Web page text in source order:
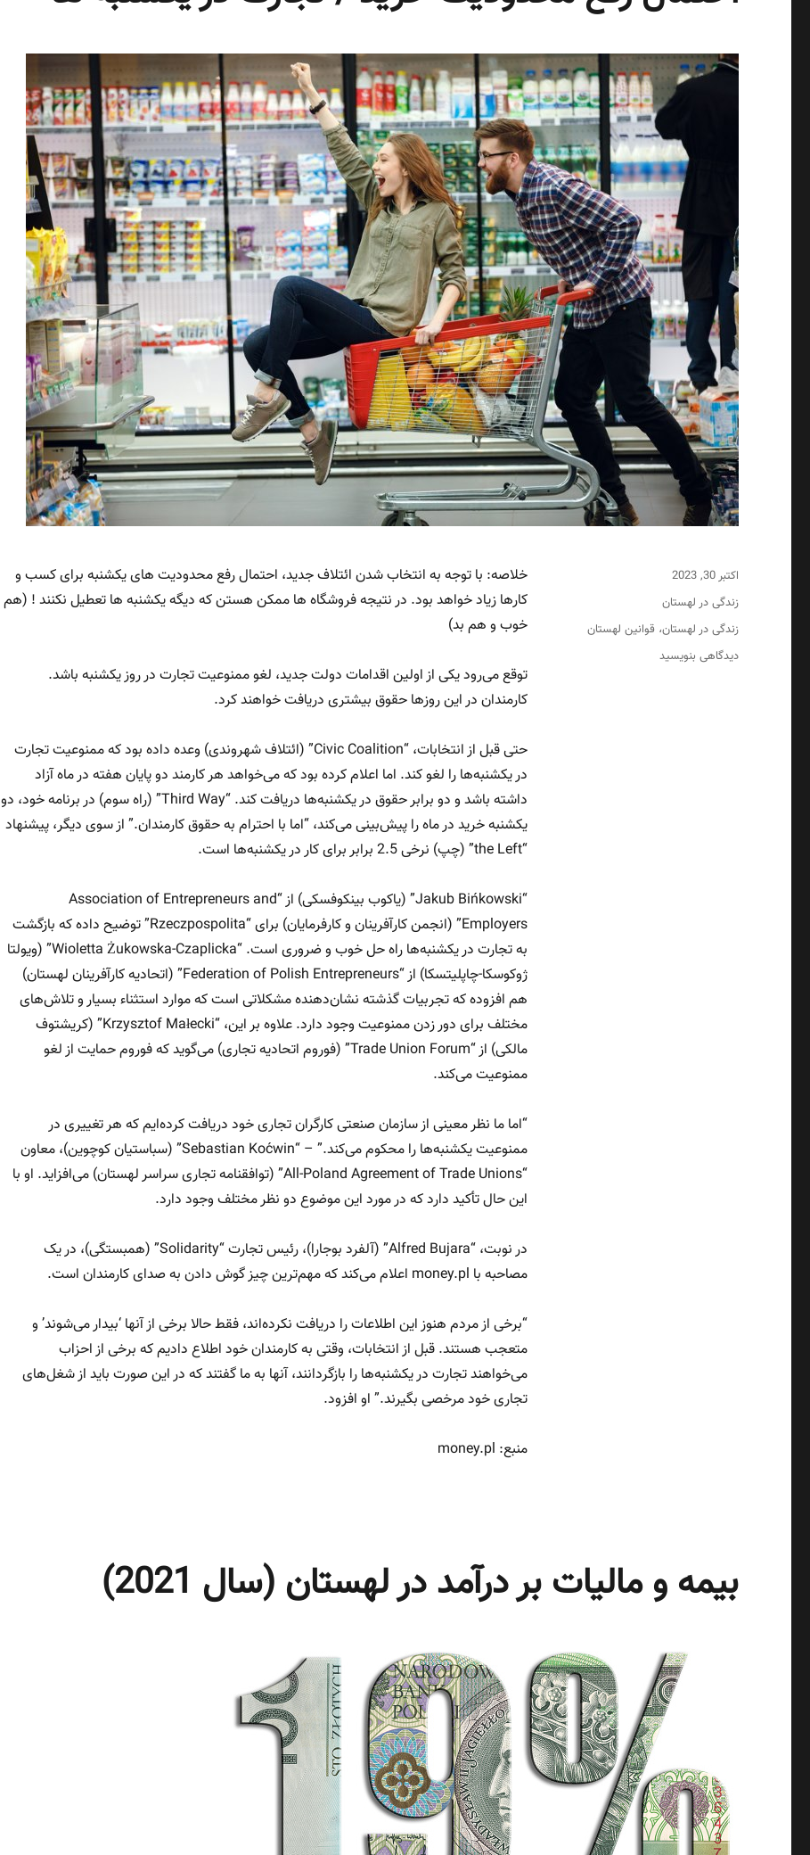
خلاصه: با توجه به انتخاب شدن ائتلاف جدید، احتمال رفع محدودیت های یکشنبه برای کسب و
کارها زیاد خواهد بود. در نتیجه فروشگاه ها ممکن هستن که دیگه یکشنبه ها تعطیل نکنند ! (هم
خوب و هم بد)
توقع می‌رود یکی از اولین اقدامات دولت جدید، لغو ممنوعیت تجارت در روز یکشنبه باشد.
کارمندان در این روزها حقوق بیشتری دریافت خواهند کرد.
حتی قبل از انتخابات، “Civic Coalition” (ائتلاف شهروندی) وعده داده بود که ممنوعیت تجارت
در یکشنبه‌ها را لغو کند. اما اعلام کرده بود که می‌خواهد هر کارمند دو پایان هفته در ماه آزاد
داشته باشد و دو برابر حقوق در یکشنبه‌ها دریافت کند. “Third Way” (راه سوم) در برنامه خود، دو
یکشنبه خرید در ماه را پیش‌بینی می‌کند، “اما با احترام به حقوق کارمندان.” از سوی دیگر، پیشنهاد
“the Left” (چپ) نرخی 2.5 برابر برای کار در یکشنبه‌ها است.
“Jakub Bińkowski” (یاکوب بینکوفسکی) از “Association of Entrepreneurs and
Employers” (انجمن کارآفرینان و کارفرمایان) برای “Rzeczpospolita” توضیح داده که بازگشت
به تجارت در یکشنبه‌ها راه حل خوب و ضروری است. “Wioletta Żukowska-Czaplicka” (ویولتا
ژوکوسکا-چاپلیتسکا) از “Federation of Polish Entrepreneurs” (اتحادیه کارآفرینان لهستان)
هم افزوده که تجربیات گذشته نشان‌دهنده مشکلاتی است که موارد استثناء بسیار و تلاش‌های
مختلف برای دور زدن ممنوعیت وجود دارد. علاوه بر این، “Krzysztof Małecki” (کریشتوف
مالکی) از “Trade Union Forum” (فوروم اتحادیه تجاری) می‌گوید که فوروم حمایت از لغو
ممنوعیت می‌کند.
“اما ما نظر معینی از سازمان صنعتی کارگران تجاری خود دریافت کرده‌ایم که هر تغییری در
ممنوعیت یکشنبه‌ها را محکوم می‌کند.” – “Sebastian Koćwin” (سباستیان کوچوین)، معاون
“All-Poland Agreement of Trade Unions” (توافقنامه تجاری سراسر لهستان) می‌افزاید. او با
این حال تأکید دارد که در مورد این موضوع دو نظر مختلف وجود دارد.
در نوبت، “Alfred Bujara” (آلفرد بوجارا)، رئیس تجارت “Solidarity” (همبستگی)، در یک
مصاحبه با money.pl اعلام می‌کند که مهم‌ترین چیز گوش دادن به صدای کارمندان است.
“برخی از مردم هنوز این اطلاعات را دریافت نکرده‌اند، فقط حالا برخی از آنها ‘بیدار می‌شوند’ و
متعجب هستند. قبل از انتخابات، وقتی به کارمندان خود اطلاع دادیم که برخی از احزاب
می‌خواهند تجارت در یکشنبه‌ها را بازگردانند، آنها به ما گفتند که در این صورت باید از شغل‌های
تجاری خود مرخصی بگیرند.” او افزود.
منبع: money.pl
ارسال
شده
در
اکتبر 30, 2023
دسته‌ها
زندگی در لهستان
برچسب‌ها
زندگی در لهستان،قوانین لهستان
برای
دیدگاهی بنویسید
بیمه و مالیات بر درآمد در لهستان (سال 2021)